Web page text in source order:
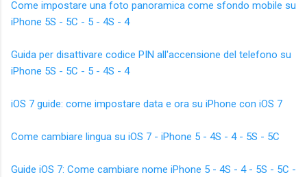
Come impostare una foto panoramica come sfondo mobile su
iPhone 5S - 5C - 5 - 4S - 4
Guida per disattivare codice PIN all'accensione del telefono su
iPhone 5S - 5C - 5 - 4S - 4
iOS 7 guide: come impostare data e ora su iPhone con iOS 7
Come cambiare lingua su iOS 7 - iPhone 5 - 4S - 4 - 5S - 5C
Guide iOS 7: Come cambiare nome iPhone 5 - 4S - 4 - 5S - 5C -